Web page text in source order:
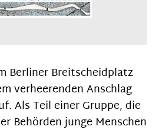
Berliner Breitscheidplatz
verheerenden Anschlag
Als Teil einer Gruppe, die
Behörden junge Menschen